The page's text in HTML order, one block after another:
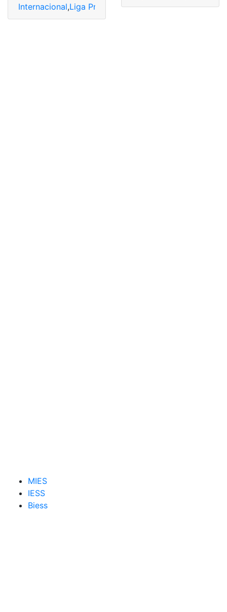
Internacional,Liga Pro Nacional,Partidos,Transmitir
MIES
IESS
Biess